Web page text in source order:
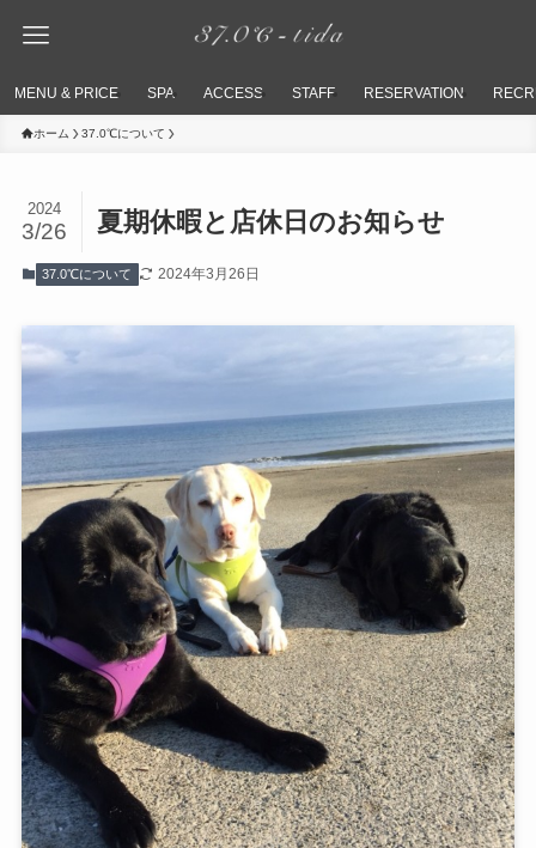
MENU & PRICE SPA ACCESS STAFF RESERVATION
ホーム 37.0℃について
夏期休暇と店休日のお知らせ
2024
3/26
37.0℃について 2024年3月26日